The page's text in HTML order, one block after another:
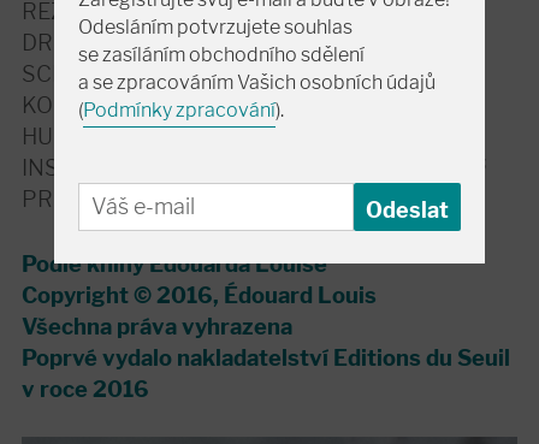
REŽIE A ADAPTACE:Tomáš Loužný
DRAMATURGIE: David Košťák
SCÉNA:Petr Vítek
KOSTÝMY:Martin Chocholoušek
HUDBA:Ivo Sedláček
INSPICE A ASISTENT REŽIE:
PRODUKCE: Tereza Marková
Podle knihy Édouarda Louise
Copyright © 2016, Édouard Louis
Všechna práva vyhrazena
Poprvé vydalo nakladatelství Editions du Seuil
v roce 2016
Odesláním potvrzujete souhlas
se zasíláním obchodního sdělení
a se zpracováním Vašich osobních údajů
(Podmínky zpracování).